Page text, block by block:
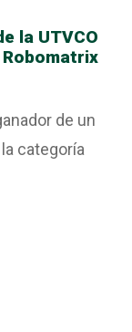
la UTVCO
de un
categoría